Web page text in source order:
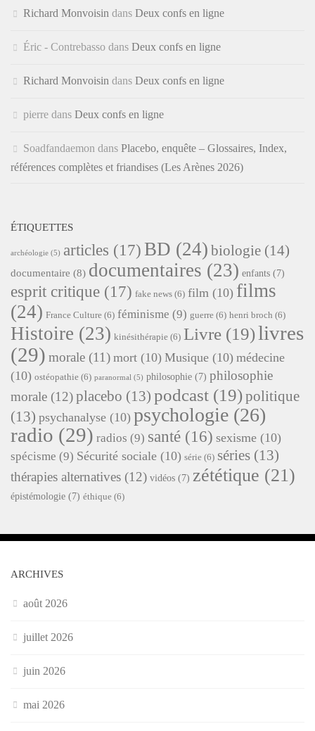
Richard Monvoisin dans Deux confs en ligne
Éric - Contrebasso dans Deux confs en ligne
Richard Monvoisin dans Deux confs en ligne
pierre dans Deux confs en ligne
Soadfandaemon dans Placebo, enquête – Glossaires, Index,
références complètes et friandises (Les Arènes 2026)
ÉTIQUETTES
archéologie (5) articles (17) BD (24) biologie (14)
documentaire (8) documentaires (23) enfants (7)
esprit critique (17) fake news (6) film (10) films
(24) France Culture (6) féminisme (9) guerre (6) henri broch (6)
Histoire (23) kinésithérapie (6) Livre (19)livres
(29) morale (11) mort (10) Musique (10) médecine
(10) ostéopathie (6) paranormal (5) philosophie (7) philosophie
morale (12)placebo (13) podcast (19)politique
(13) psychanalyse (10) psychologie (26)
radio (29) radios (9) santé (16) sexisme (10)
spécisme (9) Sécurité sociale (10) série (6) séries (13)
thérapies alternatives (12) vidéos (7) zététique (21)
épistémologie (7) éthique (6)
ARCHIVES
août 2026
juillet 2026
juin 2026
mai 2026